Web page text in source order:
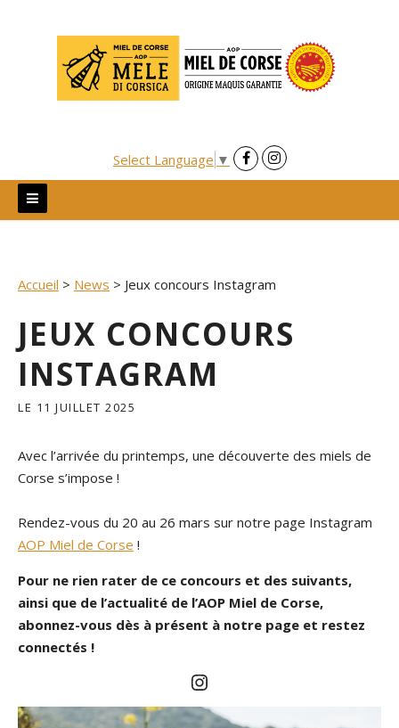
Select Language ▼
Accueil > News > Jeux concours Instagram
JEUX CONCOURS
INSTAGRAM
LE 11 JUILLET 2025
Avec l’arrivée du printemps, une découverte des miels de
Corse s’impose !
Rendez-vous du 20 au 26 mars sur notre page Instagram
AOP Miel de Corse !
Pour ne rien rater de ce concours et des suivants,
ainsi que de l’actualité de l’AOP Miel de Corse,
abonnez-vous dès à présent à notre page et restez
connectés !
Instagram